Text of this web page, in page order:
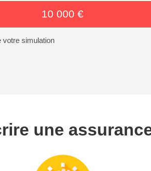
10 000 €
votre simulation
une